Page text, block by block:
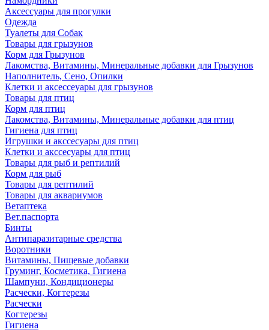
Аксессуары для прогулки
Одежда
Туалеты для Собак
Товары для грызунов
Корм для Грызунов
Лакомства, Витамины, Минеральные добавки для Грызунов
Наполнитель, Сено, Опилки
Клетки и аксессеуары для грызунов
Товары для птиц
Корм для птиц
Лакомства, Витамины, Минеральные добавки для птиц
Гигиена для птиц
Игрушки и акссесуары для птиц
Клетки и акссесуары для птиц
Товары для рыб и рептилий
Корм для рыб
Товары для рептилий
Товары для аквариумов
Ветаптека
Вет.паспорта
Бинты
Антипаразитарные средства
Воротники
Витамины, Пищевые добавки
Груминг, Косметика, Гигиена
Шампуни, Кондиционеры
Расчески, Когтерезы
Расчески
Когтерезы
Гигиена